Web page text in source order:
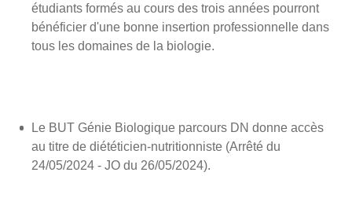
étudiants formés au cours des trois années pourront
bénéficier d'une bonne insertion professionnelle dans
tous les domaines de la biologie.
Le BUT Génie Biologique parcours DN donne accès
au titre de diététicien-nutritionniste (Arrêté du
24/05/2024 - JO du 26/05/2024).